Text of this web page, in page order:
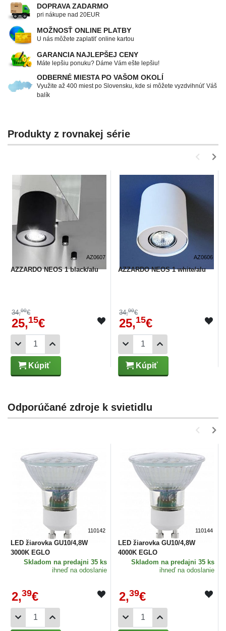
DOPRAVA ZADARMO
pri nákupe nad 20EUR
MOŽNOSŤ ONLINE PLATBY
U nás môžete zaplatiť online kartou
GARANCIA NAJLEPŠEJ CENY
Máte lepšiu ponuku? Dáme Vám ešte lepšiu!
ODBERNÉ MIESTA PO VAŠOM OKOLÍ
Využite až 400 miest po Slovensku, kde si môžete vyzdvihnúť Váš
balík
Produkty z rovnakej série
AZ0607
AZZARDO NEOS 1 black/alu
34,00€
25,15€
Kúpiť
AZ0606
AZZARDO NEOS 1 white/alu
34,00€
25,15€
Kúpiť
Odporúčané zdroje k svietidlu
110142
LED žiarovka GU10/4,8W
3000K EGLO
Skladom na predajni 35 ks
ihneď na odoslanie
2,39€
110144
LED žiarovka GU10/4,8W
4000K EGLO
Skladom na predajni 35 ks
ihneď na odoslanie
2,39€